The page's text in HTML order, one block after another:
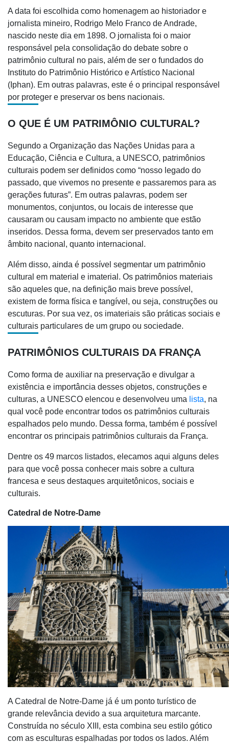
A data foi escolhida como homenagem ao historiador e
jornalista mineiro, Rodrigo Melo Franco de Andrade,
nascido neste dia em 1898. O jornalista foi o maior
responsável pela consolidação do debate sobre o
patrimônio cultural no pais, além de ser o fundados do
Instituto do Patrimônio Histórico e Artístico Nacional
(Iphan). Em outras palavras, este é o principal responsável
por proteger e preservar os bens nacionais.
O QUE É UM PATRIMÔNIO CULTURAL?
Segundo a Organização das Nações Unidas para a
Educação, Ciência e Cultura, a UNESCO, patrimônios
culturais podem ser definidos como “nosso legado do
passado, que vivemos no presente e passaremos para as
gerações futuras”. Em outras palavras, podem ser
monumentos, conjuntos, ou locais de interesse que
causaram ou causam impacto no ambiente que estão
inseridos. Dessa forma, devem ser preservados tanto em
âmbito nacional, quanto internacional.
Além disso, ainda é possível segmentar um patrimônio
cultural em material e imaterial. Os patrimônios materiais
são aqueles que, na definição mais breve possível,
existem de forma física e tangível, ou seja, construções ou
escuturas. Por sua vez, os imateriais são práticas sociais e
culturais particulares de um grupo ou sociedade.
PATRIMÔNIOS CULTURAIS DA FRANÇA
Como forma de auxiliar na preservação e divulgar a
existência e importância desses objetos, construções e
culturas, a UNESCO elencou e desenvolveu uma lista, na
qual você pode encontrar todos os patrimônios culturais
espalhados pelo mundo. Dessa forma, também é possível
encontrar os principais patrimônios culturais da França.
Dentre os 49 marcos listados, elecamos aqui alguns deles
para que você possa conhecer mais sobre a cultura
francesa e seus destaques arquitetônicos, sociais e
culturais.
Catedral de Notre-Dame
A Catedral de Notre-Dame já é um ponto turístico de
grande relevância devido a sua arquitetura marcante.
Construída no século XIII, esta combina seu estilo gótico
com as esculturas espalhadas por todos os lados. Além